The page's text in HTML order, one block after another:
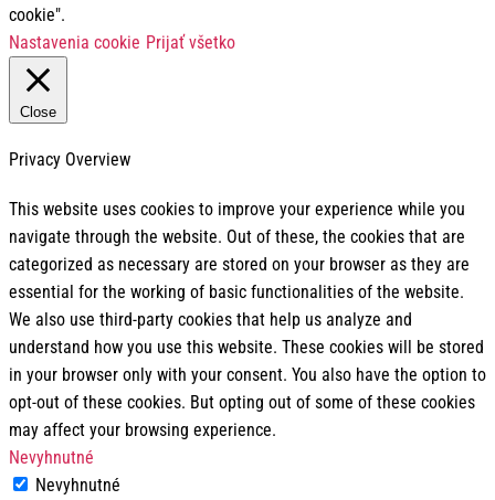
cookie".
Nastavenia cookie Prijať všetko
Close
Privacy Overview
This website uses cookies to improve your experience while you
navigate through the website. Out of these, the cookies that are
categorized as necessary are stored on your browser as they are
essential for the working of basic functionalities of the website.
We also use third-party cookies that help us analyze and
understand how you use this website. These cookies will be stored
in your browser only with your consent. You also have the option to
opt-out of these cookies. But opting out of some of these cookies
may affect your browsing experience.
Nevyhnutné
Nevyhnutné